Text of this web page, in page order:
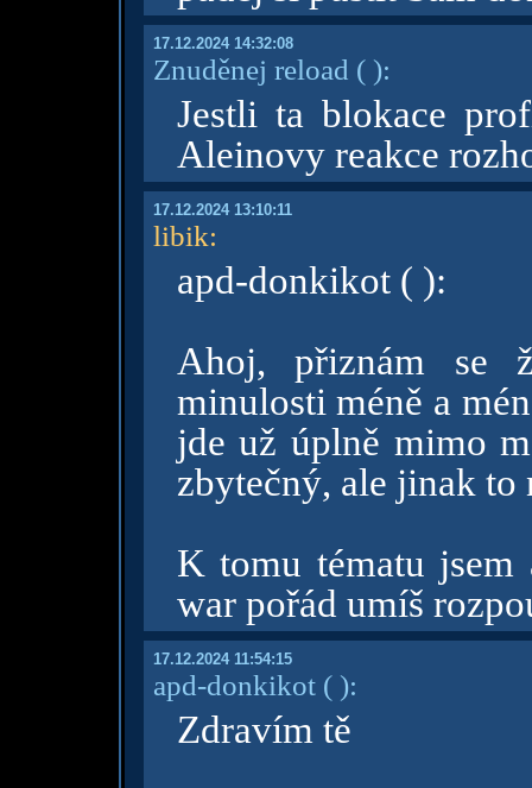
17.12.2024 14:32:08
Znuděnej reload ( ):
Jestli ta blokace
Aleinovy reakce
17.12.2024 13:10:11
libik:
apd-donkikot ( ):
Ahoj, přiznám se
minulosti méně a
jde už úplně mimo
zbytečný, ale jinak to
K tomu tématu jsem
war pořád umíš
17.12.2024 11:54:15
apd-donkikot( ):
Zdravím tě